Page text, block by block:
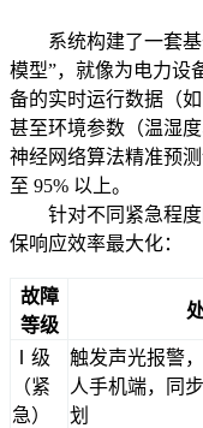
系统构建了一套
模型”，就像为电力设
备的实时运行数据（
甚至环境参数（温湿
神经网络算法精准预
至 95% 以上。
针对不同紧急程
保响应效率最大化：
故障
等级
Ⅰ级
（紧
急）
触发声光报警
人手机端，同
划